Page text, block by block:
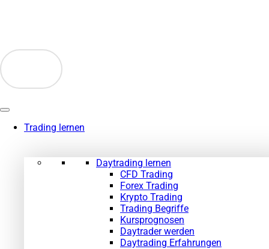
Trading lernen
Daytrading lernen
CFD Trading
Forex Trading
Krypto Trading
Trading Begriffe
Kursprognosen
Daytrader werden
Daytrading Erfahrungen